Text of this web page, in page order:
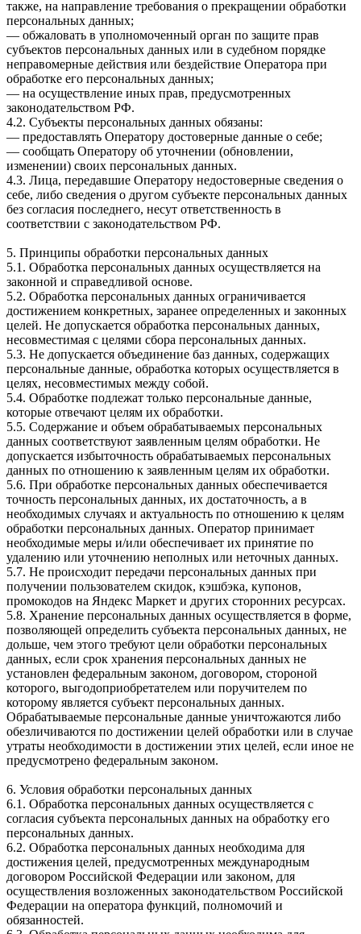
также, на направление требования о прекращении обработки
персональных данных;
— обжаловать в уполномоченный орган по защите прав
субъектов персональных данных или в судебном порядке
неправомерные действия или бездействие Оператора при
обработке его персональных данных;
— на осуществление иных прав, предусмотренных
законодательством РФ.
4.2. Субъекты персональных данных обязаны:
— предоставлять Оператору достоверные данные о себе;
— сообщать Оператору об уточнении (обновлении,
изменении) своих персональных данных.
4.3. Лица, передавшие Оператору недостоверные сведения о
себе, либо сведения о другом субъекте персональных данных
без согласия последнего, несут ответственность в
соответствии с законодательством РФ.
5. Принципы обработки персональных данных
5.1. Обработка персональных данных осуществляется на
законной и справедливой основе.
5.2. Обработка персональных данных ограничивается
достижением конкретных, заранее определенных и законных
целей. Не допускается обработка персональных данных,
несовместимая с целями сбора персональных данных.
5.3. Не допускается объединение баз данных, содержащих
персональные данные, обработка которых осуществляется в
целях, несовместимых между собой.
5.4. Обработке подлежат только персональные данные,
которые отвечают целям их обработки.
5.5. Содержание и объем обрабатываемых персональных
данных соответствуют заявленным целям обработки. Не
допускается избыточность обрабатываемых персональных
данных по отношению к заявленным целям их обработки.
5.6. При обработке персональных данных обеспечивается
точность персональных данных, их достаточность, а в
необходимых случаях и актуальность по отношению к целям
обработки персональных данных. Оператор принимает
необходимые меры и/или обеспечивает их принятие по
удалению или уточнению неполных или неточных данных.
5.7. Не происходит передачи персональных данных при
получении пользователем скидок, кэшбэка, купонов,
промокодов на Яндекс Маркет и других сторонних ресурсах.
5.8. Хранение персональных данных осуществляется в форме,
позволяющей определить субъекта персональных данных, не
дольше, чем этого требуют цели обработки персональных
данных, если срок хранения персональных данных не
установлен федеральным законом, договором, стороной
которого, выгодоприобретателем или поручителем по
которому является субъект персональных данных.
Обрабатываемые персональные данные уничтожаются либо
обезличиваются по достижении целей обработки или в случае
утраты необходимости в достижении этих целей, если иное не
предусмотрено федеральным законом.
6. Условия обработки персональных данных
6.1. Обработка персональных данных осуществляется с
согласия субъекта персональных данных на обработку его
персональных данных.
6.2. Обработка персональных данных необходима для
достижения целей, предусмотренных международным
договором Российской Федерации или законом, для
осуществления возложенных законодательством Российской
Федерации на оператора функций, полномочий и
обязанностей.